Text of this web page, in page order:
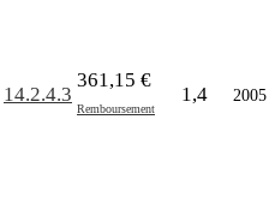
14.2.4.3
361,15 €
Remboursement
1,4 2005